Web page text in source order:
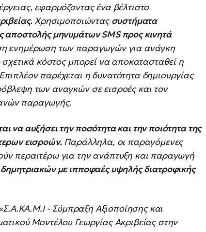
εφαρμόζοντας ένα βέλτιστο
Χρησιμοποιώνταςσυστήματα
αποστολής μηνυμάτων SMS προς κινητά
ενημέρωση των παραγωγών για ανάγκη
κόστος μπορεί να αποκατασταθεί η
παρέχεται η δυνατότητα δημιουργίας
των αναγκών σε εισροές και τον
παραγωγής.
να αυξήσει την ποσότητα και την ποιότητα της
εισροών.Παράλληλα, οι παραγόμενες
περαιτέρω για την ανάπτυξη και παραγωγή
με ιπποφαές υψηλής διατροφικής
- Σύμπραξη Αξιοποίησης και
Μοντέλου Γεωργίας Ακριβείας στην